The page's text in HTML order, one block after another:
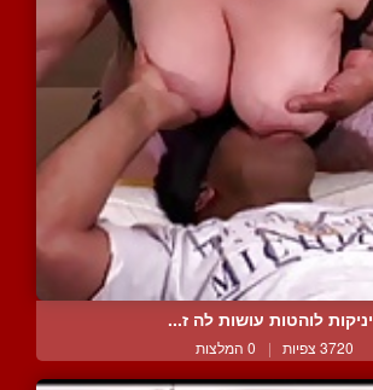
יניקות לוהטות עושות לה ז...
3720 צפיות | 0 המלצות